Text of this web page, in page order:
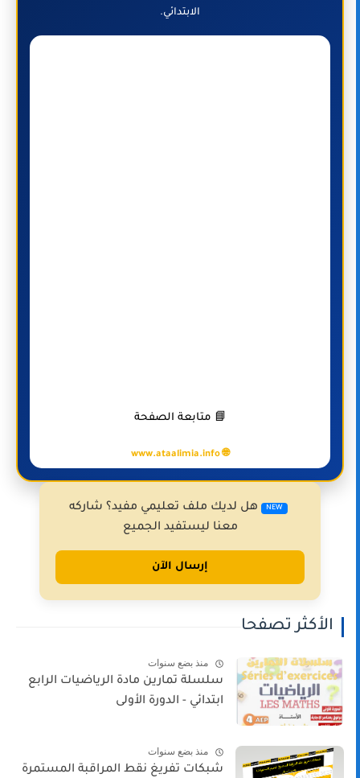
الابتدائي.
📘 متابعة الصفحة
🌐 www.ataalimia.info
NEW
هل لديك ملف تعليمي مفيد؟ شاركه
معنا ليستفيد الجميع
إرسال الآن
الأكثر تصفحا
منذ بضع سنوات
سلسلة تمارين مادة الرياضيات الرابع
ابتدائي - الدورة الأولى
منذ بضع سنوات
شبكات تفريغ نقط المراقبة المستمرة